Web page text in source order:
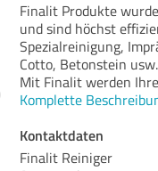
Finalit Produkte
und sind höchst
Spezialreinigung,
Cotto, Betonstein usw.
Mit Finalit werden
Komplette
Kontaktdaten
Finalit Reiniger